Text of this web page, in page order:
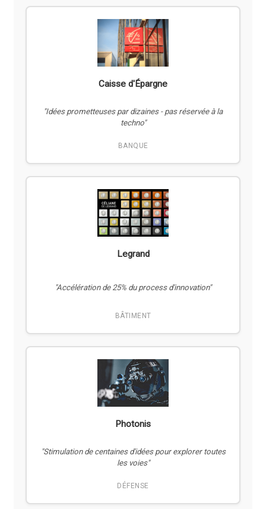
Caisse d'Épargne
"Idées prometteuses par dizaines - pas réservée à la
techno"
BANQUE
Legrand
"Accélération de 25% du process d'innovation"
BÂTIMENT
Photonis
"Stimulation de centaines d'idées pour explorer toutes
les voies"
DÉFENSE